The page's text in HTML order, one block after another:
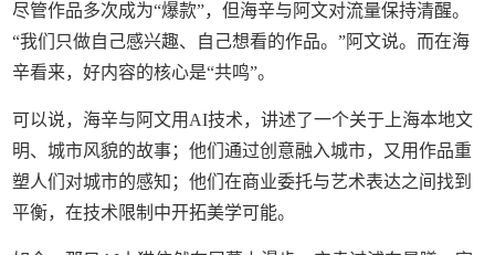
尽管作品多次成为“爆款”，但海辛与阿文对流量保持清醒。
“我们只做自己感兴趣、自己想看的作品。”阿文说。而在海
辛看来，好内容的核心是“共鸣”。
可以说，海辛与阿文用AI技术，讲述了一个关于上海本地文
明、城市风貌的故事；他们通过创意融入城市，又用作品重
塑人们对城市的感知；他们在商业委托与艺术表达之间找到
平衡，在技术限制中开拓美学可能。